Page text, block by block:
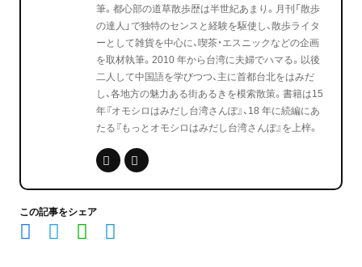
筆。都心部の道草散歩歴は半世紀あまり。月刊「散歩
の達人」で独特のセンスと経験を駆使し、散歩ライタ
ーとして雑貨を中心に、喫茶・エスニックなどの企画
を取材執筆。2010 年から台湾に夫婦でハマる。以後
二人して中国語を学びつつ、主に首都台北をはみだ
し、各地方の魅力ある街あるきを模索散策。書籍は15
年『オモシロはみだし台湾さんぽ』、18 年に続編にあ
たる『もっとオモシロはみだし台湾さんぽ』を上梓。
この記事をシェア